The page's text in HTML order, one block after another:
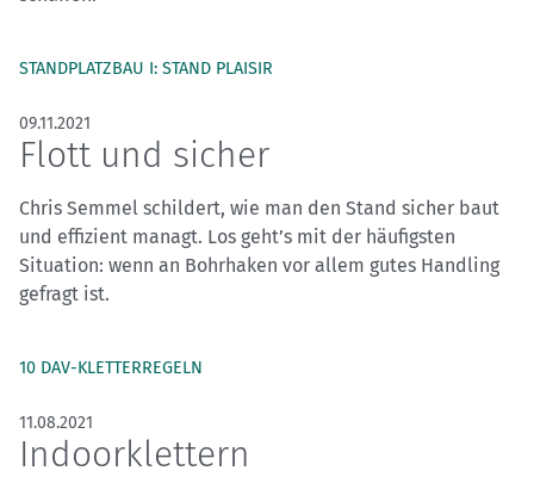
STANDPLATZBAU I: STAND PLAISIR
09.11.2021
Flott und sicher
Chris Semmel schildert, wie man den Stand sicher baut
und effizient managt. Los geht’s mit der häufigsten
Situation: wenn an Bohrhaken vor allem gutes Handling
gefragt ist.
10 DAV-KLETTERREGELN
11.08.2021
Indoorklettern